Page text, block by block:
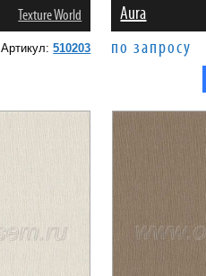
Texture World
Артикул:510203
Aura
по запросу